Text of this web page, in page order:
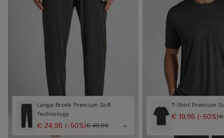
Lange Broek Premium Soft
Technology
€ 24,95(-50%)€ 49,90
T-Shirt Premium
€ 19,95(-50%)€